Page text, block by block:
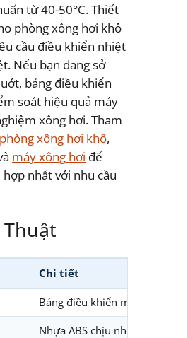
từ 40-50°C. Thiết
phòng xông hơi khô
cầu điều khiển nhiệt
Nếu bạn đang sở
bảng điều khiển
soát hiệu quả máy
xông hơi. Tham
phòng xông hơi khô,
máy xông hơi để
nhất với nhu cầu
Thuật
Chi tiết
Bảng điều khiển máy xông
Nhựa ABS chịu nhiệt, hợp